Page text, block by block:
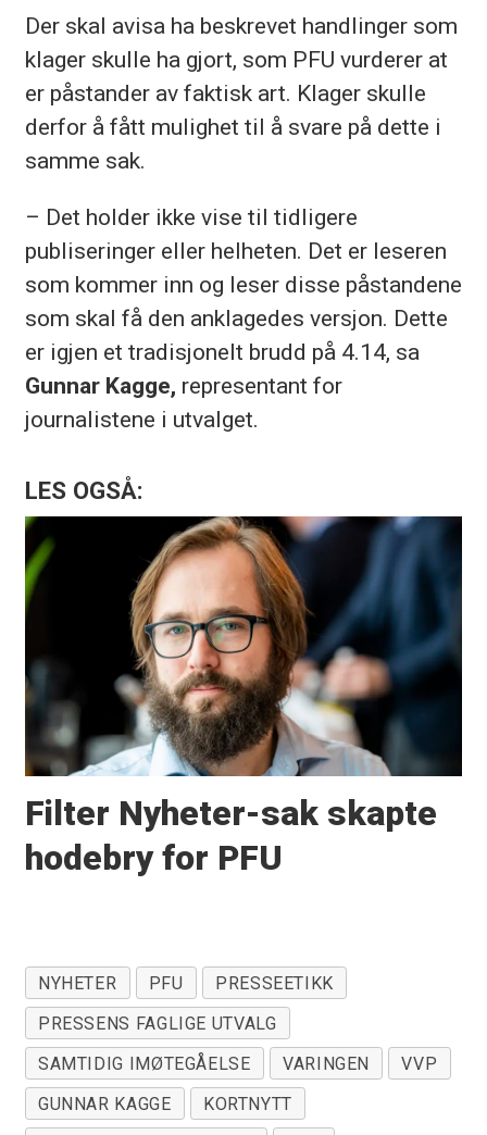
Der skal avisa ha beskrevet handlinger som
klager skulle ha gjort, som PFU vurderer at
er påstander av faktisk art. Klager skulle
derfor å fått mulighet til å svare på dette i
samme sak.
– Det holder ikke vise til tidligere
publiseringer eller helheten. Det er leseren
som kommer inn og leser disse påstandene
som skal få den anklagedes versjon. Dette
er igjen et tradisjonelt brudd på 4.14, sa
Gunnar Kagge, representant for
journalistene i utvalget.
LES OGSÅ:
Filter Nyheter-sak skapte
hodebry for PFU
NYHETER PFU
PRESSEETIKK
PRESSENS FAGLIGE UTVALG
SAMTIDIG IMØTEGÅELSE
VARINGEN
VVP
GUNNAR KAGGE
KORTNYTT